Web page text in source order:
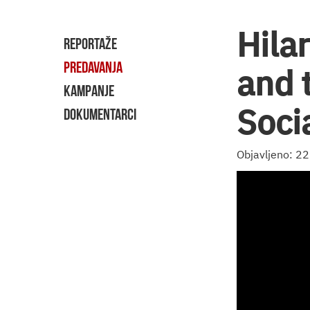
REPORTAŽE
PREDAVANJA
KAMPANJE
DOKUMENTARCI
and
Objavljeno: